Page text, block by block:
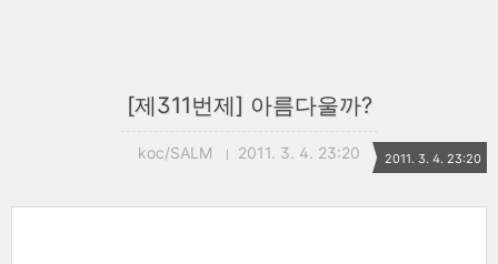
[제311번제] 아름다울까?
koc/SALM 2011. 3. 4. 23:20 2011. 3. 4. 23:20